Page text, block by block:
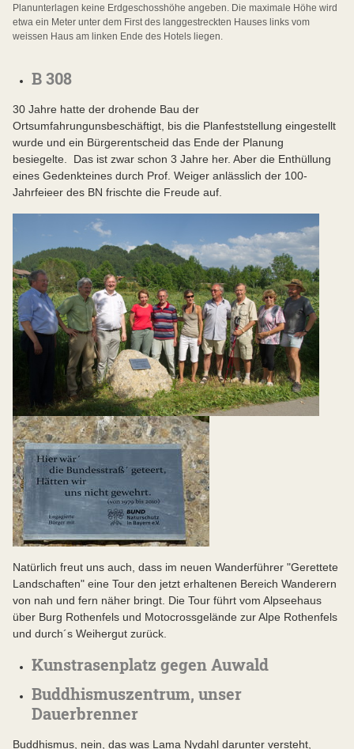
Planunterlagen keine Erdgeschosshöhe angeben. Die maximale Höhe wird
etwa ein Meter unter dem First des langgestreckten Hauses links vom
weissen Haus am linken Ende des Hotels liegen.
B 308
30 Jahre hatte der drohende Bau der
Ortsumfahrungunsbeschäftigt, bis die Planfeststellung eingestellt
wurde und ein Bürgerentscheid das Ende der Planung
besiegelte. Das ist zwar schon 3 Jahre her. Aber die Enthüllung
eines Gedenkteines durch Prof. Weiger anlässlich der 100-
Jahrfeieer des BN frischte die Freude auf.
Natürlich freut uns auch, dass im neuen Wanderführer "Gerettete
Landschaften" eine Tour den jetzt erhaltenen Bereich Wanderern
von nah und fern näher bringt. Die Tour führt vom Alpseehaus
über Burg Rothenfels und Motocrossgelände zur Alpe Rothenfels
und durch´s Weihergut zurück.
Kunstrasenplatz gegen Auwald
Buddhismuszentrum, unser
Dauerbrenner
Buddhismus, nein, das was Lama Nydahl darunter versteht,